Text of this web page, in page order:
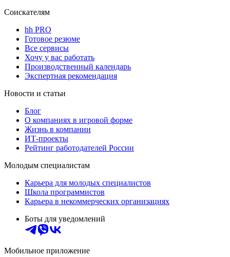
Соискателям
hh PRO
Готовое резюме
Все сервисы
Хочу у вас работать
Производственный календарь
Экспертная рекомендация
Новости и статьи
Блог
О компаниях в игровой форме
Жизнь в компании
ИТ-проекты
Рейтинг работодателей России
Молодым специалистам
Карьера для молодых специалистов
Школа программистов
Карьера в некоммерческих организациях
Боты для уведомлений
Мобильное приложение